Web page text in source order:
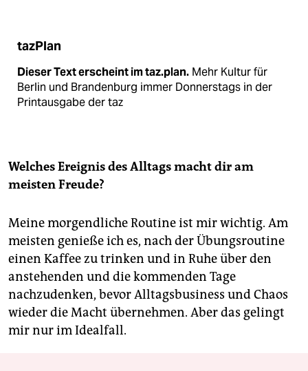
tazPlan
Dieser Text erscheint im taz.plan. Mehr Kultur für
Berlin und Brandenburg immer Donnerstags in der
Printausgabe der taz
Welches Ereignis des Alltags macht dir am
meisten Freude?
Meine morgendliche Routine ist mir wichtig. Am
meisten genieße ich es, nach der Übungsroutine
einen Kaffee zu trinken und in Ruhe über den
anstehenden und die kommenden Tage
nachzudenken, bevor Alltagsbusiness und Chaos
wieder die Macht übernehmen. Aber das gelingt
mir nur im Idealfall.